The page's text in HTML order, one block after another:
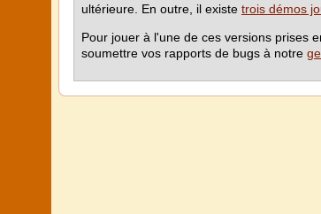
ultérieure. En outre, il existe trois démos
Pour jouer à l'une de ces versions prises
soumettre vos rapports de bugs à notre